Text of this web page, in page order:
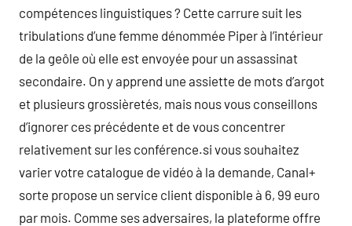
compétences linguistiques ? Cette carrure suit les
tribulations d’une femme dénommée Piper à l’intérieur
de la geôle où elle est envoyée pour un assassinat
secondaire. On y apprend une assiette de mots d’argot
et plusieurs grossièretés, mais nous vous conseillons
d’ignorer ces précédente et de vous concentrer
relativement sur les conférence.si vous souhaitez
varier votre catalogue de vidéo à la demande, Canal+
sorte propose un service client disponible à 6, 99 euro
par mois. Comme ses adversaires, la plateforme offre